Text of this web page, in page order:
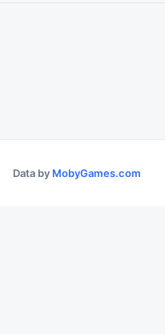
Data by MobyGames.com